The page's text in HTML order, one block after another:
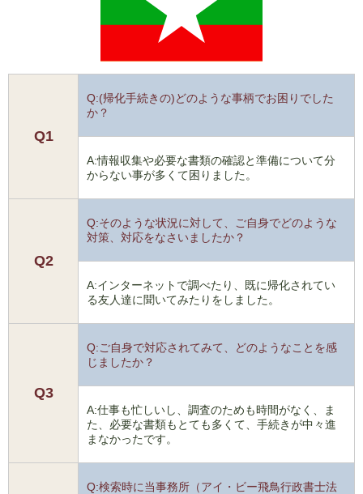
Q1
Q:(帰化手続きの)どのような事柄でお困りでした
か？
A:情報収集や必要な書類の確認と準備について分
からない事が多くて困りました。
Q2
Q:そのような状況に対して、ご自身でどのような
対策、対応をなさいましたか？
A:インターネットで調べたり、既に帰化されてい
る友人達に聞いてみたりをしました。
Q3
Q:ご自身で対応されてみて、どのようなことを感
じましたか？
A:仕事も忙しいし、調査のためも時間がなく、ま
た、必要な書類もとても多くて、手続きが中々進
まなかったです。
Q:検索時に当事務所（アイ・ビー飛鳥行政書士法